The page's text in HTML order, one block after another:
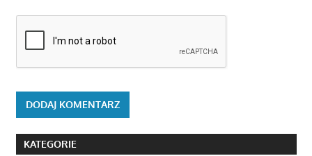
KATEGORIE